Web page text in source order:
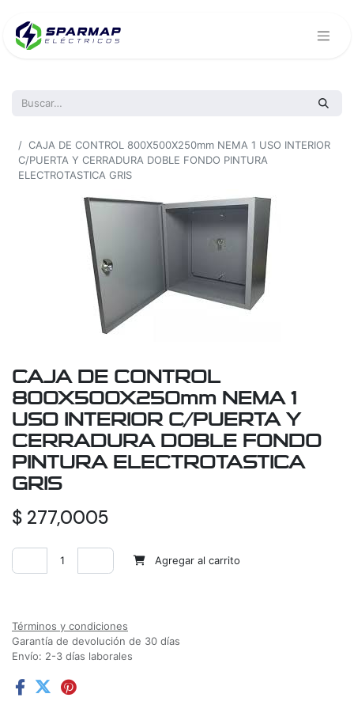
CAJA DE CONTROL 800X500X250mm NEMA 1 USO INTERIOR
C/PUERTA Y CERRADURA DOBLE FONDO PINTURA
ELECTROTASTICA GRIS
CAJA DE CONTROL
800X500X250mm NEMA 1
USO INTERIOR C/PUERTA Y
CERRADURA DOBLE FONDO
PINTURA ELECTROTASTICA
GRIS
$ 277,0005
Agregar al carrito
Términos y condiciones
Garantía de devolución de 30 días
Envío: 2-3 días laborales